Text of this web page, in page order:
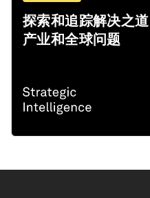
探索和追踪解决之道
产业和全球问题